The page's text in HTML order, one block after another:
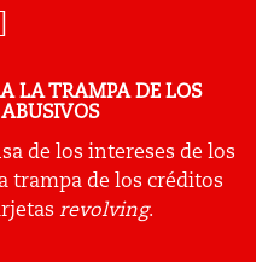
LA TRAMPA DE LOS
ABUSIVOS
de los intereses de los
trampa de los créditos
revolving.